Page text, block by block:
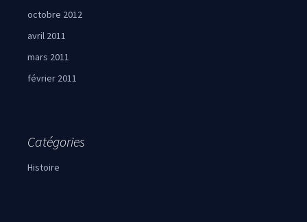
octobre 2012
avril 2011
mars 2011
février 2011
Catégories
Histoire